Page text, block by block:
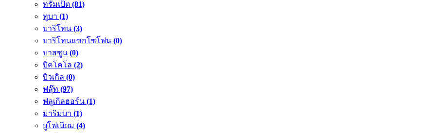
ทรัมเป็ต (81)
ทูบา (1)
บาริโทน (3)
บาริโทนแซกโซโฟน (0)
บาสซูน (0)
บิคโคโล (2)
บิวเกิล (0)
ฟลุ๊ท (97)
ฟลูเกิลฮอร์น (1)
มาริมบา (1)
ยูโฟเนียม (4)